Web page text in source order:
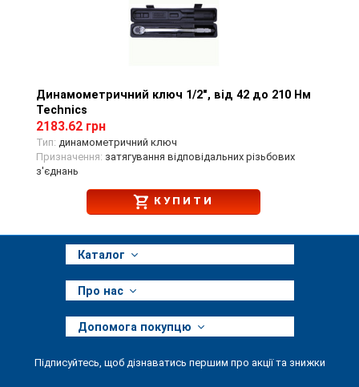
Перегляд товару
Динамометричний ключ 1/2", від 42 до 210 Нм
Technics
2183.62 грн
Тип: динамометричний ключ
Призначення: затягування відповідальних різьбових
з'єднань
КУПИТИ
Каталог
Про нас
Допомога покупцю
Підписуйтесь, щоб дізнаватись першим про акції та знижки